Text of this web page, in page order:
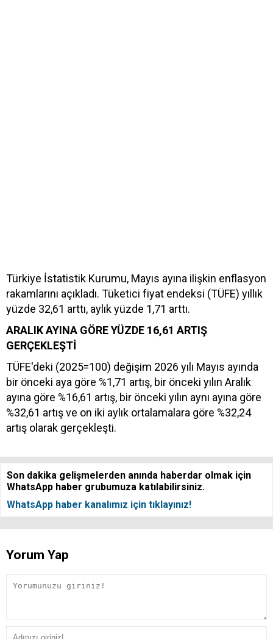
Türkiye İstatistik Kurumu, Mayıs ayına ilişkin enflasyon
rakamlarını açıkladı. Tüketici fiyat endeksi (TÜFE) yıllık
yüzde 32,61 arttı, aylık yüzde 1,71 arttı.
ARALIK AYINA GÖRE YÜZDE 16,61 ARTIŞ
GERÇEKLEŞTİ
TÜFE'deki (2025=100) değişim 2026 yılı Mayıs ayında
bir önceki aya göre %1,71 artış, bir önceki yılın Aralık
ayına göre %16,61 artış, bir önceki yılın aynı ayına göre
%32,61 artış ve on iki aylık ortalamalara göre %32,24
artış olarak gerçekleşti.
Son dakika gelişmelerden anında haberdar olmak için
WhatsApp haber grubumuza katılabilirsiniz.
WhatsApp haber kanalımız için tıklayınız!
Yorum Yap